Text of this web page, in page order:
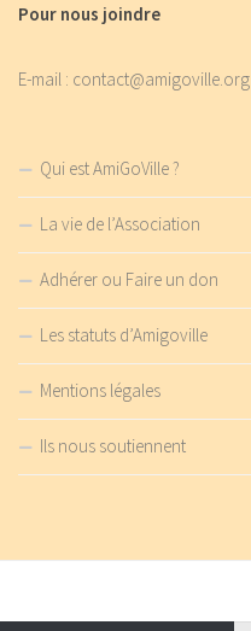
Pour nous joindre
E-mail : contact@amigoville.org
Qui est AmiGoVille ?
La vie de l’Association
Adhérer ou Faire un don
Les statuts d’Amigoville
Mentions légales
Ils nous soutiennent